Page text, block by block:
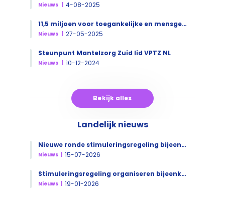
Nieuws 4-08-2025
11,5 miljoen voor toegankelijke en mensgerichte palliatieve zorg voor inwoners van de Mijnstreek
Nieuws 27-05-2025
Steunpunt Mantelzorg Zuid lid VPTZ NL
Nieuws 10-12-2024
Bekijk alles
Landelijk nieuws
Nieuwe ronde stimuleringsregeling bijeenkomsten palliatieve zorg - AANVRAAG GESLOTEN
Nieuws 15-07-2026
Stimuleringsregeling organiseren bijeenkomsten 'Leven tot het laatst' 2026 (aanvraag gesloten)
Nieuws 19-01-2026